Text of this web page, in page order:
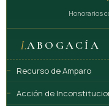
Honorarios
I.ABOGACÍA
Recurso de Amparo
Acción de